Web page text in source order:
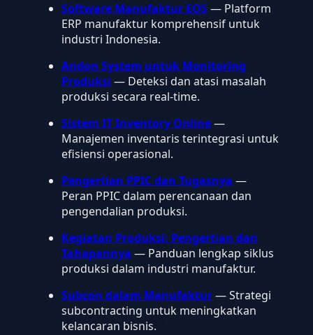
Software Manufaktur EOS— Platform
ERP manufaktur komprehensif untuk
industri Indonesia.
Andon System untuk Monitoring
Produksi — Deteksi dan atasi masalah
produksi secara real-time.
Sistem IT Inventory Online—
Manajemen inventaris terintegrasi untuk
efisiensi operasional.
Pengertian PPIC dan Tugasnya —
Peran PPIC dalam perencanaan dan
pengendalian produksi.
Kegiatan Produksi: Pengertian dan
Tahapannya — Panduan lengkap siklus
produksi dalam industri manufaktur.
Subcon dalam Manufaktur— Strategi
subcontracting untuk meningkatkan
kelancaran bisnis.